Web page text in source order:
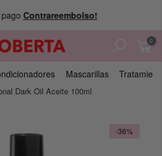
Contrareembolso!
0
Mascarillas
Dark Oil Aceite 100ml
-36%